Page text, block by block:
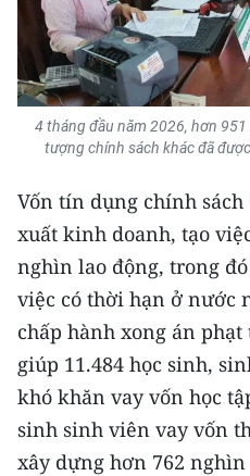
ENGLISH
中文
FRANÇAIS
ESPAÑOL
한국어
4 tháng đầu năm 2026, hơn
tượng chính sách khác đã
Vốn tín dụng chính
xuất kinh doanh, tạo
nghìn lao động, trong
việc có thời hạn ở nước
chấp hành xong án
giúp 11.484 học sinh,
khó khăn vay vốn học
sinh sinh viên vay vốn
xây dựng hơn 762